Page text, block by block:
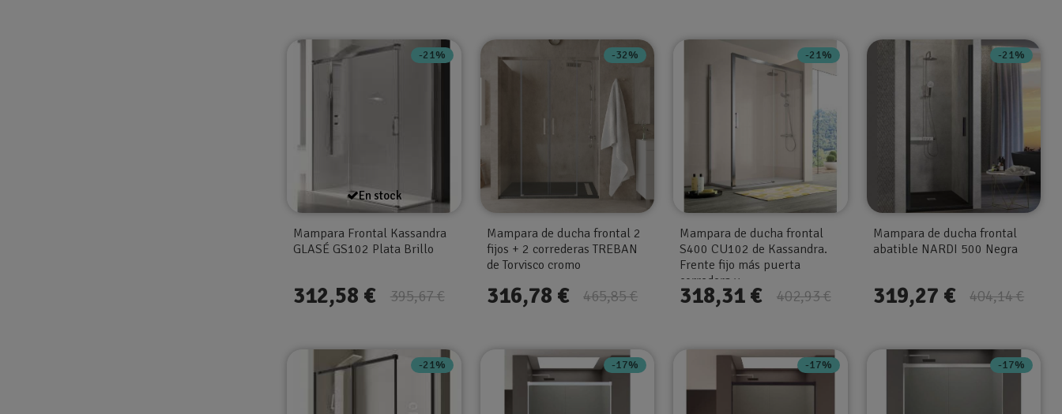
-21%
En stock
Mampara Frontal Kassandra
GLASÉ GS102 Plata Brillo
395,67 €
312,58 €
-32%
Mampara de ducha frontal 2
fijos + 2 correderas TREBAN
de Torvisco cromo
465,85 €
316,78 €
-21%
Mampara de ducha frontal
S400 CU102 de Kassandra.
Frente fijo más puerta
corredera y...
402,93 €
318,31 €
-21%
Mampara de ducha frontal
abatible NARDI 500 Negra
404,14 €
319,27 €
-21% -17% -17% -17%